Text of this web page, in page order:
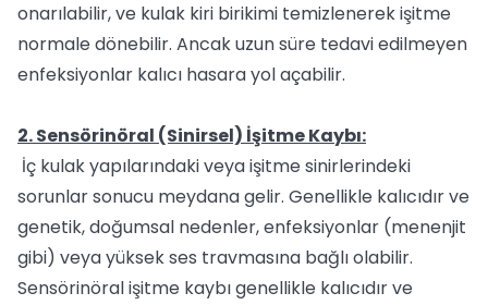
onarılabilir, ve kulak kiri birikimi temizlenerek işitme
normale dönebilir. Ancak uzun süre tedavi edilmeyen
enfeksiyonlar kalıcı hasara yol açabilir.
2. Sensörinöral (Sinirsel) İşitme Kaybı:
İç kulak yapılarındaki veya işitme sinirlerindeki
sorunlar sonucu meydana gelir. Genellikle kalıcıdır ve
genetik, doğumsal nedenler, enfeksiyonlar (menenjit
gibi) veya yüksek ses travmasına bağlı olabilir.
Sensörinöral işitme kaybı genellikle kalıcıdır ve